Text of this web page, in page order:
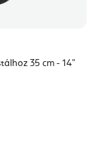
35 cm - 14"